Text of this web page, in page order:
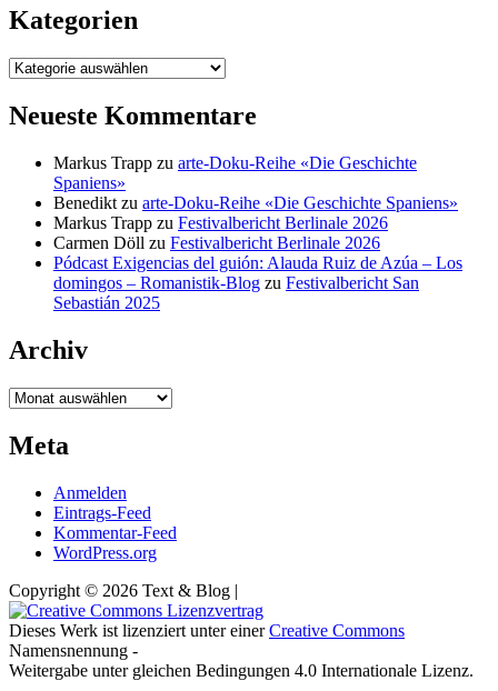
Kategorien
Kategorien
Neueste Kommentare
Markus Trapp zu arte-Doku-Reihe «Die Geschichte
Spaniens»
Benedikt zu arte-Doku-Reihe «Die Geschichte Spaniens»
Markus Trapp zu Festivalbericht Berlinale 2026
Carmen Döll zu Festivalbericht Berlinale 2026
Pódcast Exigencias del guión: Alauda Ruiz de Azúa – Los
domingos – Romanistik-Blog zu Festivalbericht San
Sebastián 2025
Archiv
Archiv
Meta
Anmelden
Eintrags-Feed
Kommentar-Feed
WordPress.org
Copyright © 2026 Text & Blog |
Dieses Werk ist lizenziert unter einerCreative Commons
Namensnennung -
Weitergabe unter gleichen Bedingungen 4.0 Internationale Lizenz.